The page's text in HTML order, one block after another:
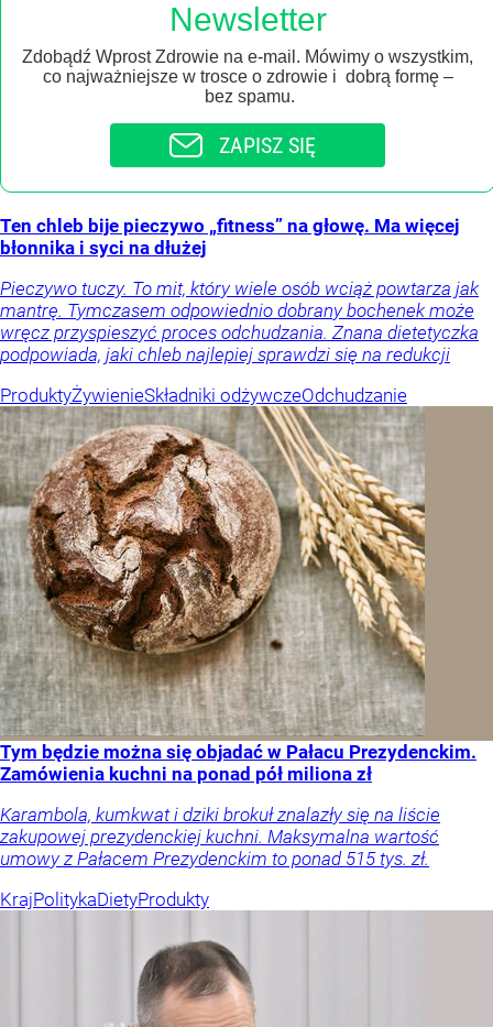
Newsletter
Zdobądź Wprost Zdrowie na e-mail. Mówimy o wszystkim,
co najważniejsze w trosce o zdrowie i dobrą formę –
bez spamu.
ZAPISZ SIĘ
Ten chleb bije pieczywo „fitness” na głowę. Ma więcej
błonnika i syci na dłużej
Pieczywo tuczy. To mit, który wiele osób wciąż powtarza jak
mantrę. Tymczasem odpowiednio dobrany bochenek może
wręcz przyspieszyć proces odchudzania. Znana dietetyczka
podpowiada, jaki chleb najlepiej sprawdzi się na redukcji
ProduktyŻywienieSkładniki odżywczeOdchudzanie
Tym będzie można się objadać w Pałacu Prezydenckim.
Zamówienia kuchni na ponad pół miliona zł
Karambola, kumkwat i dziki brokuł znalazły się na liście
zakupowej prezydenckiej kuchni. Maksymalna wartość
umowy z Pałacem Prezydenckim to ponad 515 tys. zł.
KrajPolitykaDietyProdukty